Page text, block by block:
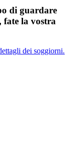
di guardare
fate la vostra
dei soggiorni.